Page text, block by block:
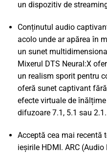
un dispozitiv de
Conținutul audio
acolo unde ar apărea în
un sunet
Mixerul DTS Neural:X
un realism sporit pentru
oferă sunet captivant
efecte virtuale de
difuzoare 7.1, 5.1 sau 2.1.
Acceptă cea mai recentă
ieșirile HDMI. ARC